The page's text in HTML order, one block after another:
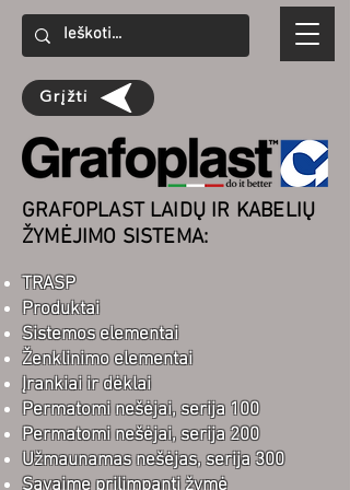
Grįžti
GRAFOPLAST LAIDŲ IR KABELIŲ
ŽYMĖJIMO SISTEMA:
TRASP
Produktai
Sistemos elementai
Ženklinimo elementai
Įrankiai ir dėklai
Permatomi nešėjai, serija 100
Permatomi nešėjai, serija 200
Užmaunamas nešėjas, serija 300
Savaime prilimpanti žymė